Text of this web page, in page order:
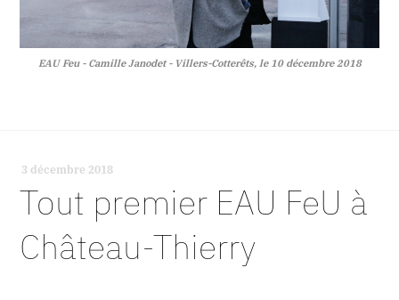
EAU Feu - Camille Janodet - Villers-Cotterêts, le 10 décembre 2018
3 décembre 2018
Tout premier EAU FeU à
Château-Thierry